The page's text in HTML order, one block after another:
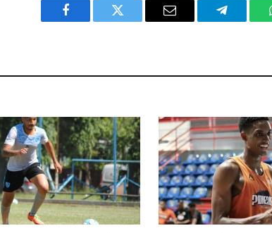
Facebook Twitter Email Telegram